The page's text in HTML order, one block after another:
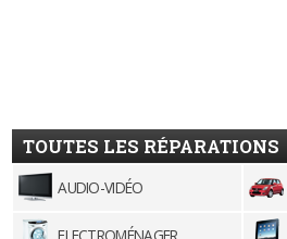
TOUTES LES RÉPARATIONS
AUDIO-VIDÉO